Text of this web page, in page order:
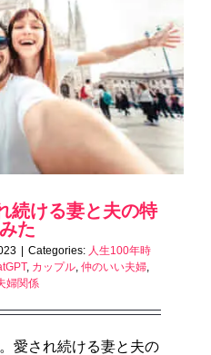
続ける妻と夫の特
た
| Categories: 人生100年時
, カップル 仲のいい夫婦
婦関係
愛され続ける妻と夫の